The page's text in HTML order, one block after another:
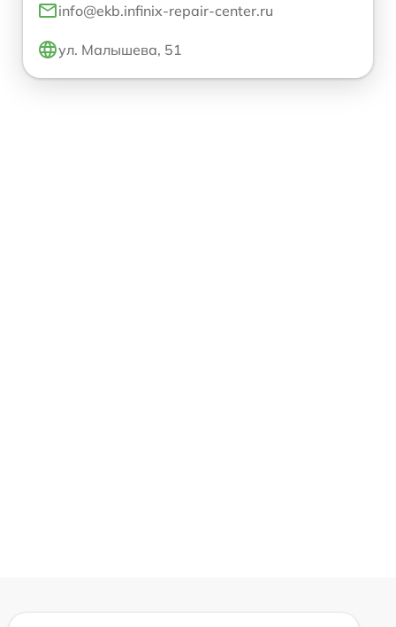
info@ekb.infinix-repair-center.ru
ул. Малышева, 51